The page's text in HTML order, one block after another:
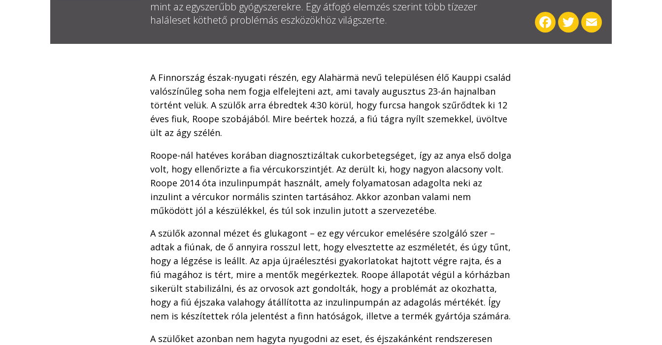
mint az egyszerűbb gyógyszerekre. Egy átfogó elemzés szerint több tízezer
haláleset köthető problémás eszközökhöz világszerte.
Facebook
TwitterEmail
A Finnország észak-nyugati részén, egy Alahärmä nevű településen élő Kauppi család
valószínűleg soha nem fogja elfelejteni azt, ami tavaly augusztus 23-án hajnalban
történt velük. A szülők arra ébredtek 4:30 körül, hogy furcsa hangok szűrődtek ki 12
éves fiuk, Roope szobájából. Mire beértek hozzá, a fiú tágra nyílt szemekkel, üvöltve
ült az ágy szélén.
Roope-nál hatéves korában diagnosztizáltak cukorbetegséget, így az anya első dolga
volt, hogy ellenőrizte a fia vércukorszintjét. Az derült ki, hogy nagyon alacsony volt.
Roope 2014 óta inzulinpumpát használt, amely folyamatosan adagolta neki az
inzulint a vércukor normális szinten tartásához. Akkor azonban valami nem
működött jól a készülékkel, és túl sok inzulin jutott a szervezetébe.
A szülők azonnal mézet és glukagont – ez egy vércukor emelésére szolgáló szer –
adtak a fiúnak, de ő annyira rosszul lett, hogy elvesztette az eszméletét, és úgy tűnt,
hogy a légzése is leállt. Az apja újraélesztési gyakorlatokat hajtott végre rajta, és a
fiú magához is tért, mire a mentők megérkeztek. Roope állapotát végül a kórházban
sikerült stabilizálni, és az orvosok azt gondolták, hogy a problémát az okozhatta,
hogy a fiú éjszaka valahogy átállította az inzulinpumpán az adagolás mértékét. Így
nem is készítettek róla jelentést a finn hatóságok, illetve a termék gyártója számára.
A szülőket azonban nem hagyta nyugodni az eset, és éjszakánként rendszeresen